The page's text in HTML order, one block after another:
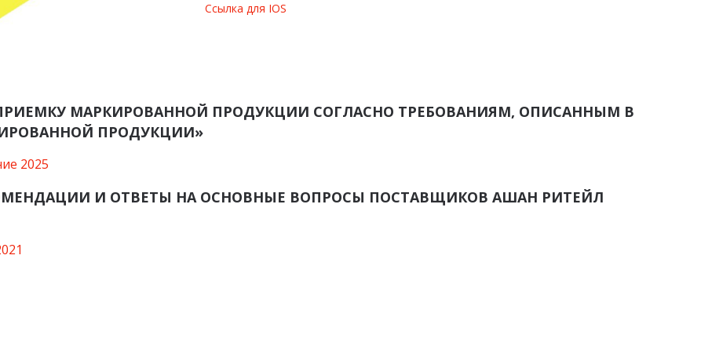
Ссылка для IOS
МАРКИРОВАННОЙ ПРОДУКЦИИ СОГЛАСНО ТРЕБОВАНИЯМ, ОПИСАННЫМ В
ПРОДУКЦИИ»
2025
И ОТВЕТЫ НА ОСНОВНЫЕ ВОПРОСЫ ПОСТАВЩИКОВ АШАН РИТЕЙЛ